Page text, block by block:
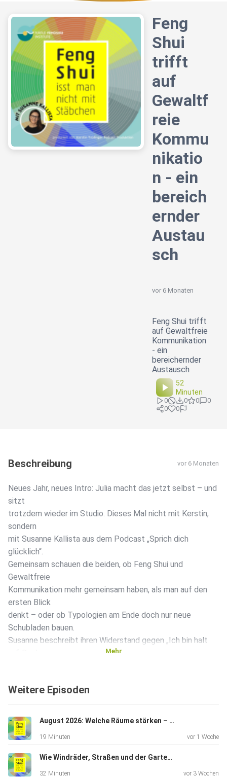
Feng
Shui
trifft
auf
Gewaltf
reie
Kommu
nikatio
n - ein
bereich
ernder
Austau
sch
vor 6 Monaten
Feng Shui trifft
auf Gewaltfreie
Kommunikation
- ein
bereichernder
Austausch
52
Minuten
0 0 0
0
0
0
Beschreibung vor 6 Monaten
Neues Jahr, neues Intro: Julia macht das jetzt selbst – und
sitzt
trotzdem wieder im Studio. Dieses Mal nicht mit Kerstin,
sondern
mit Susanne Kallista aus dem Podcast „Sprich dich
glücklich“.
Gemeinsam schauen die beiden, ob Feng Shui und
Gewaltfreie
Kommunikation mehr gemeinsam haben, als man auf den
ersten Blick
denkt – oder ob Typologien am Ende doch nur neue
Schubladen bauen.
Susanne beschreibt ihren Widerstand gegen „Ich bin halt
Verantwortung abzugeben. Julia hält dagegen: Die
keine Etiketten, sondern eine Landkarte bzw. ein Werkzeug.
Metall
steht für Struktur und Klarheit, Wasser für Wissen und
Rückzug,
Holz für Bewegung und Kommunikation, Feuer für Präsenz
Mehr
Weitere Episoden
August 2026: Welche Räume stärken – und welche stressen
19 Minuten vor 1 Woche
Wie Windräder, Straßen und der Garten auf das Zuhause wirken
32 Minuten vor 3 Wochen